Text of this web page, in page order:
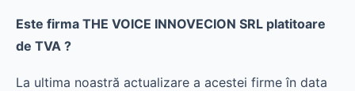
Este firma THE VOICE INNOVECION SRL platitoare
de TVA ?
La ultima noastră actualizare a acestei firme în data